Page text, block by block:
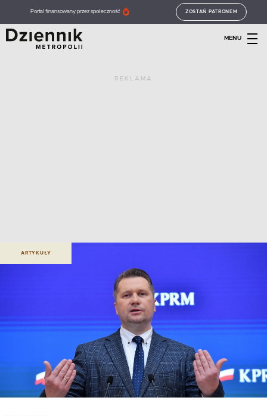
Portal finansowany przez społeczność ZOSTAŃ PATRONEM
MENU
REKLAMA
ARTYKUŁY